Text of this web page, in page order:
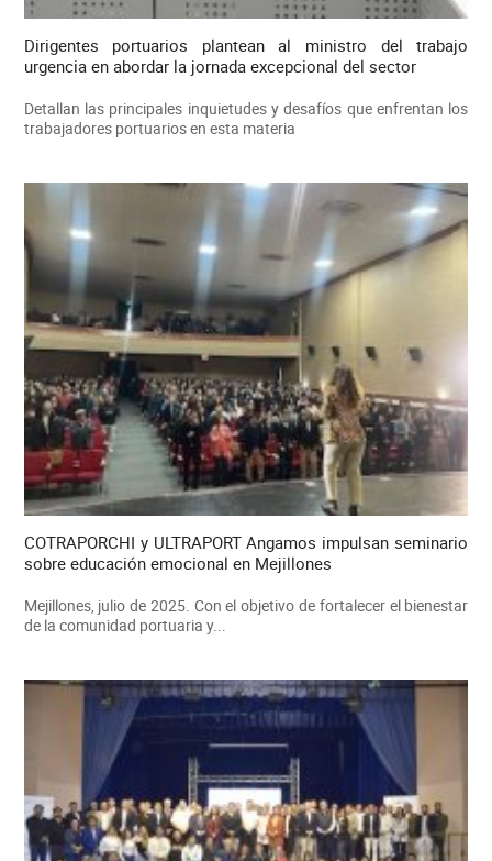
Dirigentes portuarios plantean al ministro del trabajo
urgencia en abordar la jornada excepcional del sector
Detallan las principales inquietudes y desafíos que enfrentan los
trabajadores portuarios en esta materia
COTRAPORCHI y ULTRAPORT Angamos impulsan seminario
sobre educación emocional en Mejillones
Mejillones, julio de 2025. Con el objetivo de fortalecer el bienestar
de la comunidad portuaria y...